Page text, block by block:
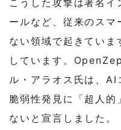
ールなど、従来のス
ない領域で起きてい
しています。
ル・アラオス氏は、
脆弱性発見に「超人
ないと宣言しました。